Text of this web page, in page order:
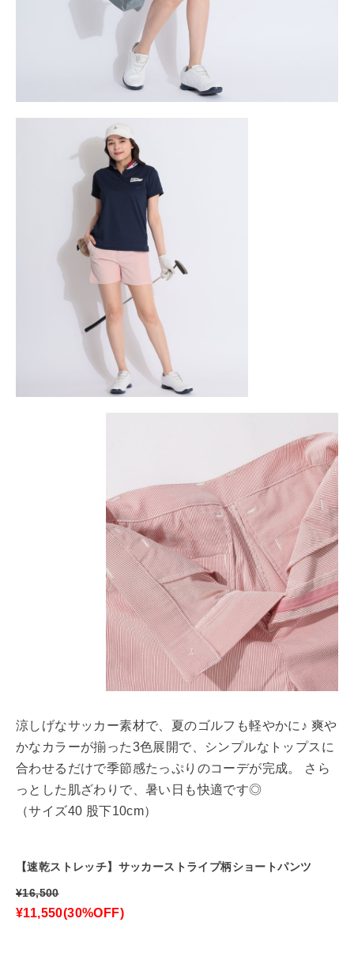
涼しげなサッカー素材で、夏のゴルフも軽やかに♪ 爽や
かなカラーが揃った3色展開で、シンプルなトップスに
合わせるだけで季節感たっぷりのコーデが完成。 さら
っとした肌ざわりで、暑い日も快適です◎
（サイズ40 股下10cm）
【速乾ストレッチ】サッカーストライプ柄ショートパンツ
¥16,500
¥11,550(30%OFF)